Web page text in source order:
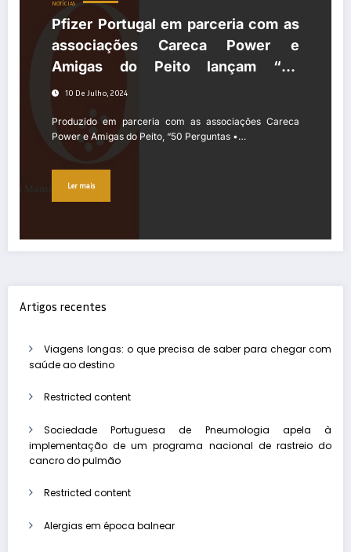
NOTÍCIAS
Pfizer Portugal em parceria com as
associações Careca Power e
Amigas do Peito lançam “50
Perguntas • Cancro da Mama”, um
dúvidas sobre a doença
10 De Julho, 2024
Produzido em parceria com as associações Careca
Power e Amigas do Peito, “50 Perguntas •…
Ler mais
Artigos recentes
Viagens longas: o que precisa de saber para chegar com
saúde ao destino
Restricted content
Sociedade Portuguesa de Pneumologia apela à
implementação de um programa nacional de rastreio do
cancro do pulmão
Restricted content
Alergias em época balnear